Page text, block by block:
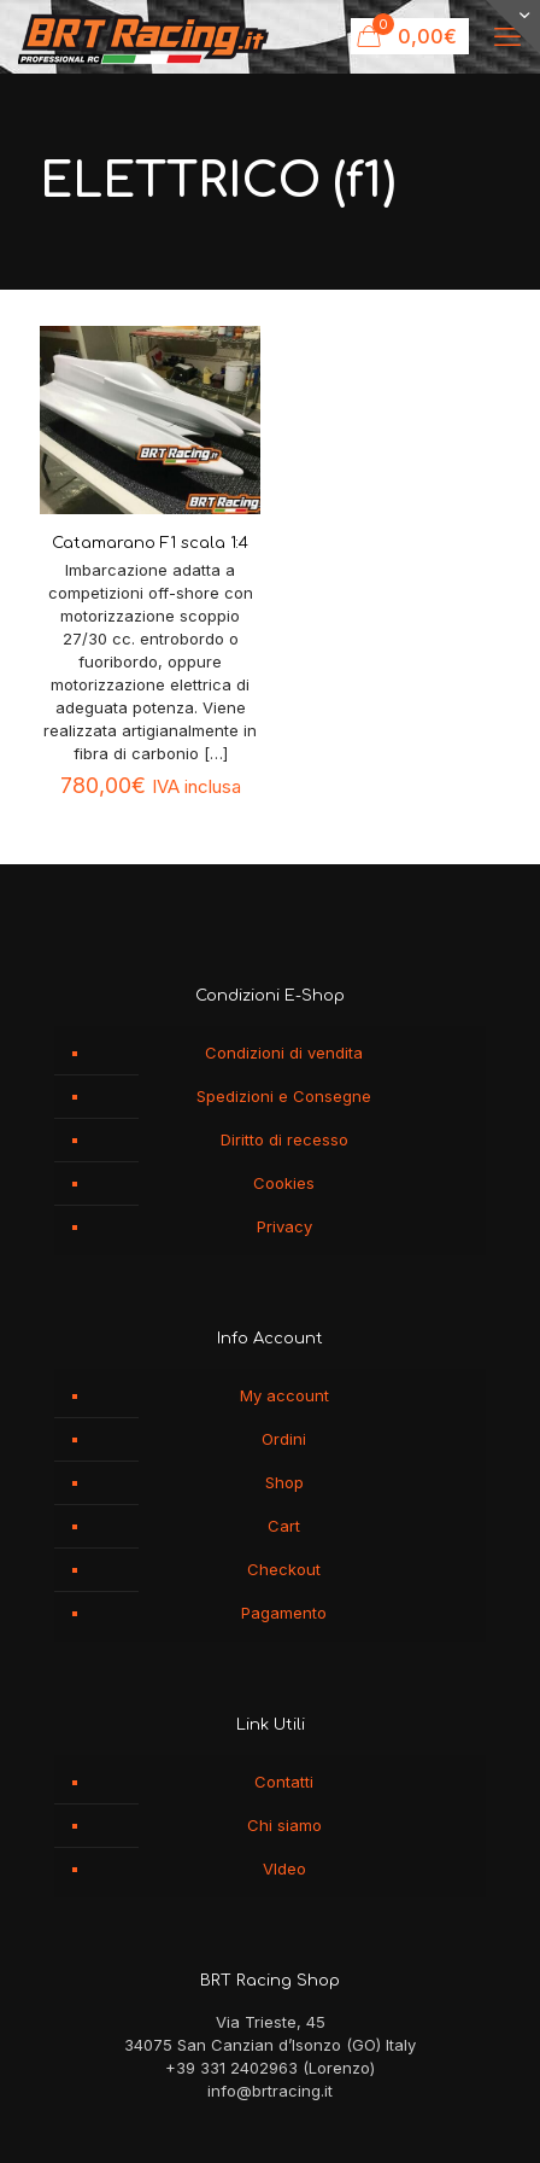
0 0,00€
ELETTRICO (f1)
Catamarano F1 scala 1:4
Imbarcazione adatta a
competizioni off-shore con
motorizzazione scoppio
27/30 cc. entrobordo o
fuoribordo, oppure
motorizzazione elettrica di
adeguata potenza. Viene
realizzata artigianalmente in
fibra di carbonio […]
780,00€ IVA inclusa
Condizioni E-Shop
Condizioni di vendita
Spedizioni e Consegne
Diritto di recesso
Cookies
Privacy
Info Account
My account
Ordini
Shop
Cart
Checkout
Pagamento
Link Utili
Contatti
Chi siamo
VIdeo
BRT Racing Shop
Via Trieste, 45
34075 San Canzian d’Isonzo (GO) Italy
+39 331 2402963 (Lorenzo)
info@brtracing.it